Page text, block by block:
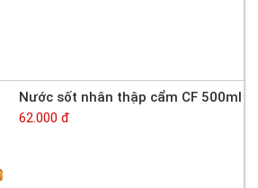
Nước sốt nhân thập cẩm CF 500ml
62.000 đ